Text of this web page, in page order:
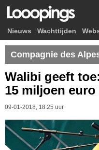
Nieuws Wachttijden
Compagnie des
Walibi geeft
15 miljoen
09-01-2018, 18.25 uur